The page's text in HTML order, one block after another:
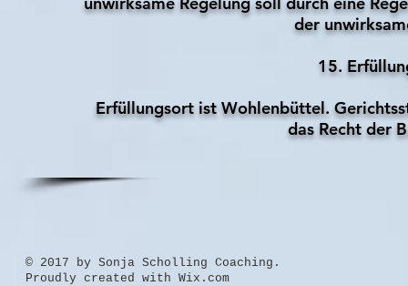
der
15.
Erfüllungsort ist Wohlenbüttel.
das Recht der
​© 2017 by Sonja Scholling Coaching.
Proudly created with Wix.com